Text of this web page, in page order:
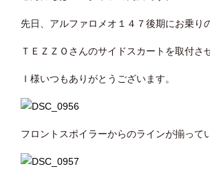
先日、アルファロメオ１４７後期にお乗り
ＴＥＺＺＯさんのサイドスカートを取付さ
Ｉ様いつもありがとうございます。
フロントスポイラーからのラインが揃って